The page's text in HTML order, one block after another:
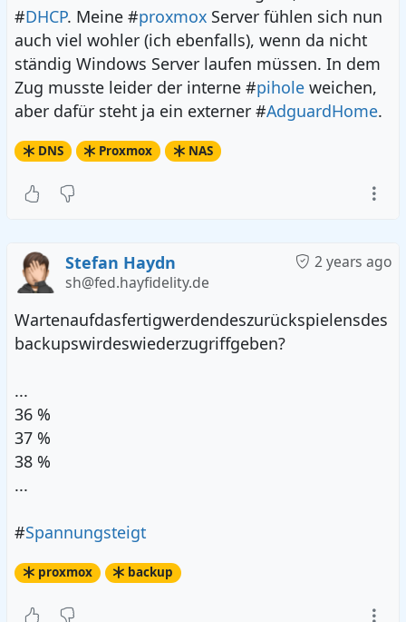
#DHCP. Meine #proxmox Server fühlen sich nun
auch viel wohler (ich ebenfalls), wenn da nicht
ständig Windows Server laufen müssen. In dem
Zug musste leider der interne #pihole weichen,
aber dafür steht ja ein externer #AdguardHome.
DNS Proxmox NAS
2 years ago
Stefan Haydn
sh@fed.hayfidelity.de
Wartenaufdasfertigwerdendeszurückspielensdes
backupswirdeswiederzugriffgeben?
...
36 %
37 %
38 %
...
#Spannungsteigt
proxmox backup